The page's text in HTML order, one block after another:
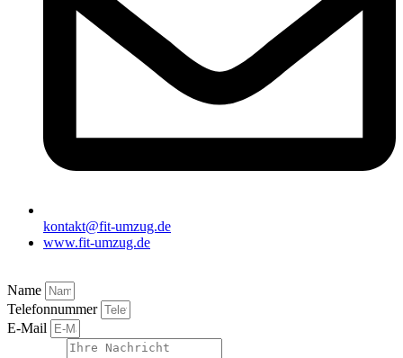
kontakt@fit-umzug.de
www.fit-umzug.de
Name
Telefonnummer
E-Mail